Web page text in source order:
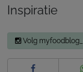
Inspiratie
Volg